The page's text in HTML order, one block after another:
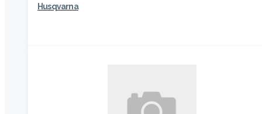
Husqvarna